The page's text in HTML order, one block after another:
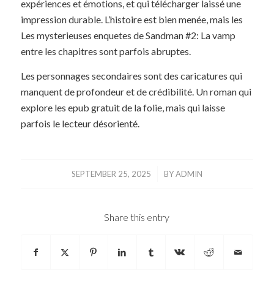
expériences et émotions, et qui télécharger laissé une
impression durable. L’histoire est bien menée, mais les
Les mysterieuses enquetes de Sandman #2: La vamp
entre les chapitres sont parfois abruptes.
Les personnages secondaires sont des caricatures qui
manquent de profondeur et de crédibilité. Un roman qui
explore les epub gratuit de la folie, mais qui laisse
parfois le lecteur désorienté.
SEPTEMBER 25, 2025
/ BYADMIN
Share this entry